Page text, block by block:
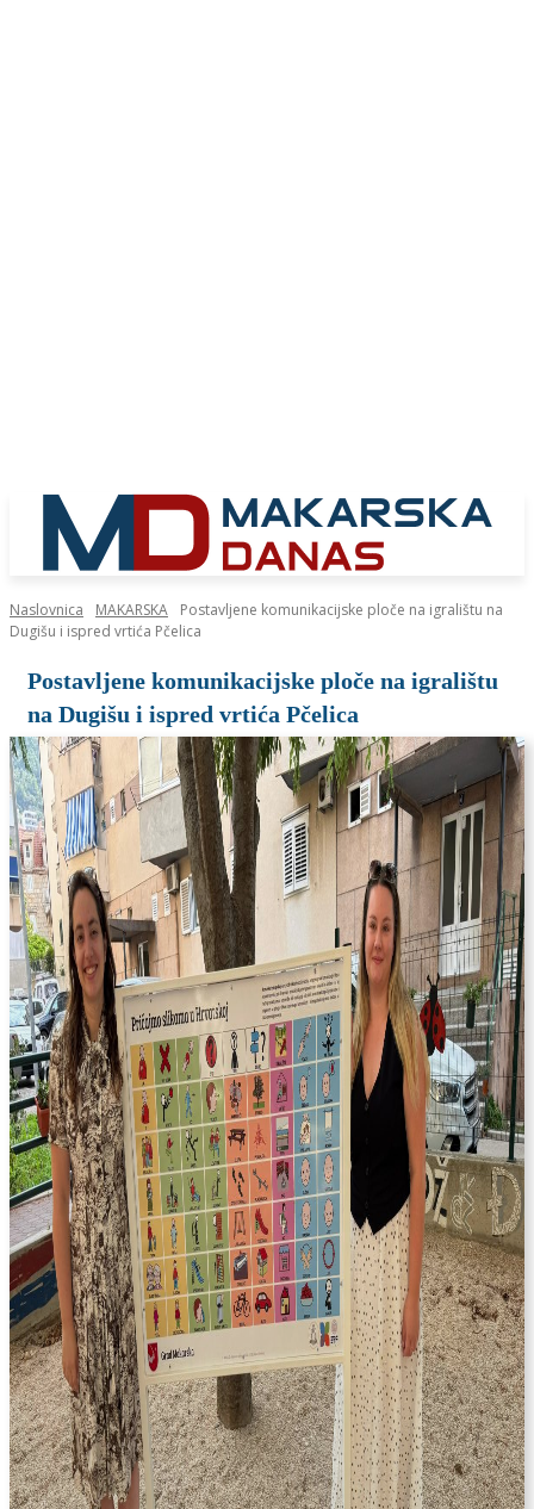
Naslovnica MAKARSKA
Postavljene komunikacijske ploče na igralištu na
Dugišu i ispred vrtića Pčelica
Postavljene komunikacijske ploče na igralištu
na Dugišu i ispred vrtića Pčelica